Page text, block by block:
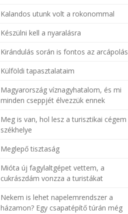
Kalandos utunk volt a rokonommal
Készülni kell a nyaralásra
Kirándulás során is fontos az arcápolás
Külföldi tapasztalataim
Magyarország víznagyhatalom, és mi
minden cseppjét élvezzük ennek
Meg is van, hol lesz a turisztikai cégem
székhelye
Meglepő tisztaság
Mióta új fagylaltgépet vettem, a
cukrászdám vonzza a turistákat
Nekem is lehet napelemrendszer a
házamon? Egy csapatépítő túrán még